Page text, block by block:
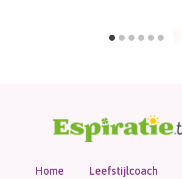
Home Leefstijlcoach